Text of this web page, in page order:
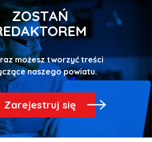
ZOSTAŃ
możesz tworzyć treści
dotyczące naszego powiatu.
Zarejestruj się